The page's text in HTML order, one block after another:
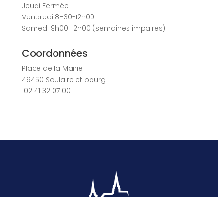
Jeudi Fermée
Vendredi 8H30-12h00
Samedi 9h00-12h00 (semaines impaires)
Coordonnées
Place de la Mairie
49460 Soulaire et bourg
02 41 32 07 00